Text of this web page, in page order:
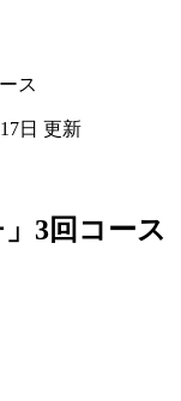
ス
日 更新
3回コース